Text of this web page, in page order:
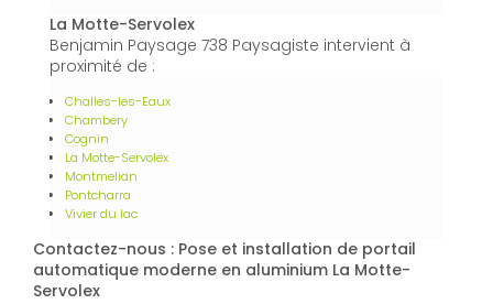
La Motte-Servolex
Benjamin Paysage 738 Paysagiste intervient à
proximité de :
Challes-les-Eaux
Chambery
Cognin
La Motte-Servolex
Montmelian
Pontcharra
Vivier du lac
Contactez-nous : Pose et installation de portail
automatique moderne en aluminium La Motte-
Servolex